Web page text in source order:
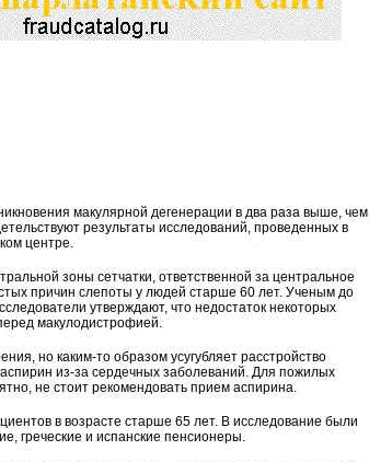
макулярной дегенерации в два раза выше, чем
результаты исследований, проведенных в
центре.
зоны сетчатки, ответственной за центральное
причин слепоты у людей старше 60 лет. Ученым до
утверждают, что недостаток некоторых
макулодистрофией.
но каким-то образом усугубляет расстройство
из-за сердечных заболеваний. Для пожилых
не стоит рекомендовать прием аспирина.
в возрасте старше 65 лет. В исследование были
греческие и испанские пенсионеры.